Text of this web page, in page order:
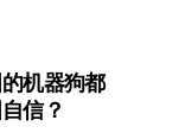
机器狗都
信？